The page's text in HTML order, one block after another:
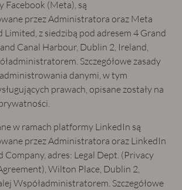
Facebook (Meta), są
przez Administratora oraz Meta
z siedzibą pod adresem 4 Grand
Canal Harbour, Dublin 2, Ireland,
Szczegółowe zasady
danymi, w tym
prawach, opisane zostały na
w ramach platformy LinkedIn są
przez Administratora oraz LinkedIn
adres: Legal Dept. (Privacy
Wilton Place, Dublin 2,
Współadministratorem. Szczegółowe